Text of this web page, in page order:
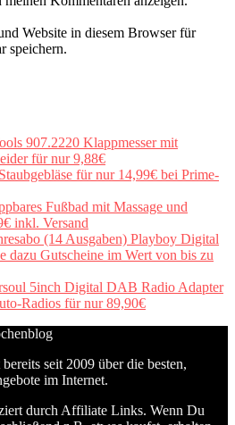
Website in diesem Browser für
speichern.
907.2220 Klappmesser mit
für nur 9,88€
für nur 14,99€ bei Prime-
Fußbad mit Massage und
inkl. Versand
(14 Ausgaben) Playboy Digital
dazu Gutscheine im Wert von bis zu
5inch Digital DAB Radio Adapter
Radios für nur 89,90€
seit 2009 über die besten,
im Internet.
durch Affiliate Links. Wenn Du